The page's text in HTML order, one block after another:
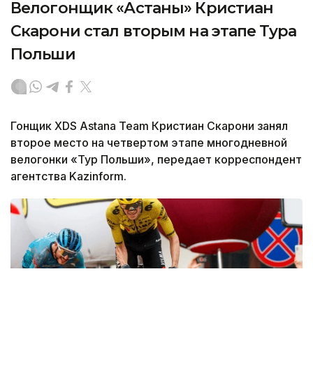
Велогонщик «Астаны» Кристиан
Скарони стал вторым на этапе Тура
Польши
Гонщик XDS Astana Team Кристиан Скарони занял
второе место на четвертом этапе многодневной
велогонки «Тур Польши», передает корреспондент
агентства Kazinform.